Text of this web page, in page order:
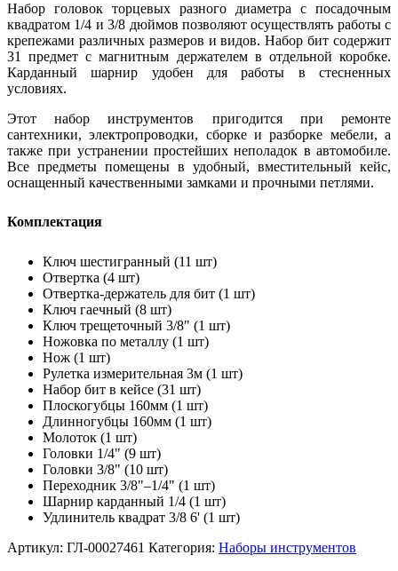
Набор головок торцевых разного диаметра с посадочным
квадратом 1/4 и 3/8 дюймов позволяют осуществлять работы с
крепежами различных размеров и видов. Набор бит содержит
31 предмет с магнитным держателем в отдельной коробке.
Карданный шарнир удобен для работы в стесненных
условиях.
Этот набор инструментов пригодится при ремонте
сантехники, электропроводки, сборке и разборке мебели, а
также при устранении простейших неполадок в автомобиле.
Все предметы помещены в удобный, вместительный кейс,
оснащенный качественными замками и прочными петлями.
Комплектация
Ключ шестигранный (11 шт)
Отвертка (4 шт)
Отвертка-держатель для бит (1 шт)
Ключ гаечный (8 шт)
Ключ трещеточный 3/8" (1 шт)
Ножовка по металлу (1 шт)
Нож (1 шт)
Рулетка измерительная 3м (1 шт)
Набор бит в кейсе (31 шт)
Плоскогубцы 160мм (1 шт)
Длинногубцы 160мм (1 шт)
Молоток (1 шт)
Головки 1/4" (9 шт)
Головки 3/8" (10 шт)
Переходник 3/8"–1/4" (1 шт)
Шарнир карданный 1/4 (1 шт)
Удлинитель квадрат 3/8 6' (1 шт)
Артикул: ГЛ-00027461 Категория: Наборы инструментов